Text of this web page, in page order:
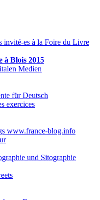
invité-es à la Foire du Livre
à Blois 2015
Medien
für Deutsch
exercices
www.france-blog.info
und Sitographie